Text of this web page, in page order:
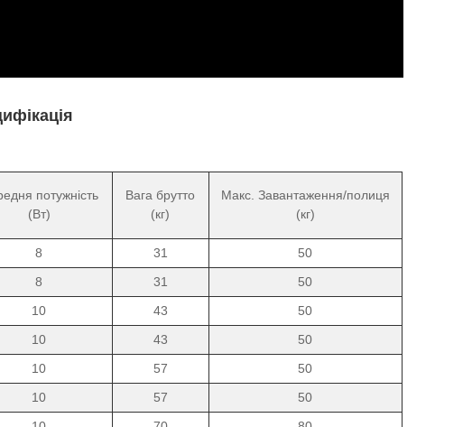
потужність
(Вт)
Вага брутто
(кг)
Макс. Завантаження/полиця
(кг)
8 31
50
8 31
50
10 43
50
10 43
50
10 57
50
10 57
50